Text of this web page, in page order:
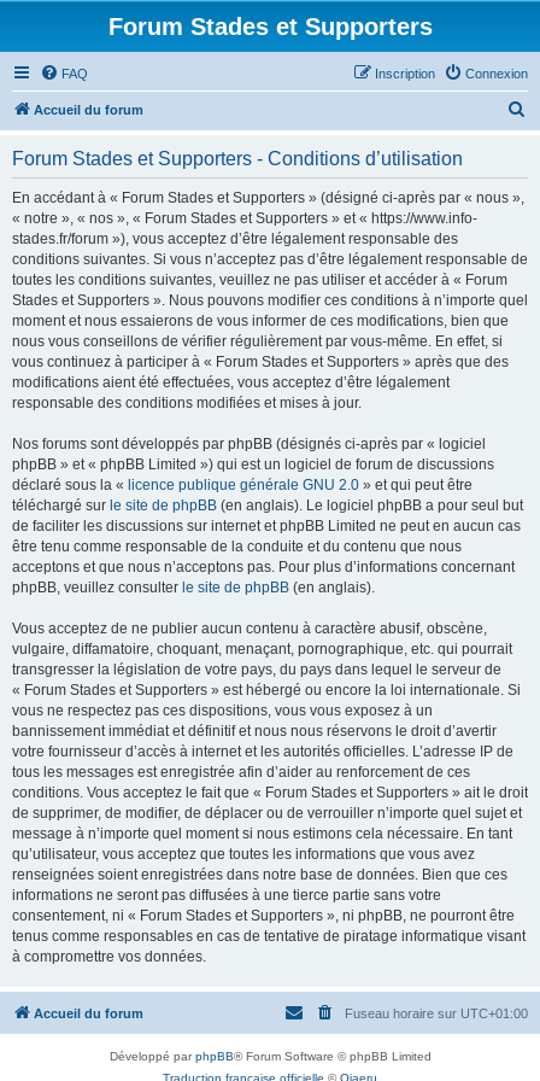
Forum Stades et Supporters
FAQ Connexion
Inscription
Accueil du forum
Forum Stades et Supporters - Conditions d’utilisation
En accédant à « Forum Stades et Supporters » (désigné ci-après par « nous »,
« notre », « nos », « Forum Stades et Supporters » et « https://www.info-
stades.fr/forum »), vous acceptez d’être légalement responsable des
conditions suivantes. Si vous n’acceptez pas d’être légalement responsable de
toutes les conditions suivantes, veuillez ne pas utiliser et accéder à « Forum
Stades et Supporters ». Nous pouvons modifier ces conditions à n’importe quel
moment et nous essaierons de vous informer de ces modifications, bien que
nous vous conseillons de vérifier régulièrement par vous-même. En effet, si
vous continuez à participer à « Forum Stades et Supporters » après que des
modifications aient été effectuées, vous acceptez d’être légalement
responsable des conditions modifiées et mises à jour.
Nos forums sont développés par phpBB (désignés ci-après par « logiciel
phpBB » et « phpBB Limited ») qui est un logiciel de forum de discussions
déclaré sous la « licence publique générale GNU 2.0 » et qui peut être
téléchargé sur le site de phpBB (en anglais). Le logiciel phpBB a pour seul but
de faciliter les discussions sur internet et phpBB Limited ne peut en aucun cas
être tenu comme responsable de la conduite et du contenu que nous
acceptons et que nous n’acceptons pas. Pour plus d’informations concernant
phpBB, veuillez consulter le site de phpBB (en anglais).
Vous acceptez de ne publier aucun contenu à caractère abusif, obscène,
vulgaire, diffamatoire, choquant, menaçant, pornographique, etc. qui pourrait
transgresser la législation de votre pays, du pays dans lequel le serveur de
« Forum Stades et Supporters » est hébergé ou encore la loi internationale. Si
vous ne respectez pas ces dispositions, vous vous exposez à un
bannissement immédiat et définitif et nous nous réservons le droit d’avertir
votre fournisseur d’accès à internet et les autorités officielles. L’adresse IP de
tous les messages est enregistrée afin d’aider au renforcement de ces
conditions. Vous acceptez le fait que « Forum Stades et Supporters » ait le droit
de supprimer, de modifier, de déplacer ou de verrouiller n’importe quel sujet et
message à n’importe quel moment si nous estimons cela nécessaire. En tant
qu’utilisateur, vous acceptez que toutes les informations que vous avez
renseignées soient enregistrées dans notre base de données. Bien que ces
informations ne seront pas diffusées à une tierce partie sans votre
consentement, ni « Forum Stades et Supporters », ni phpBB, ne pourront être
tenus comme responsables en cas de tentative de piratage informatique visant
à compromettre vos données.
Accueil du forum Fuseau horaire sur UTC+01:00
Développé parphpBB® Forum Software © phpBB Limited
Traduction française officielle ©Qiaeru